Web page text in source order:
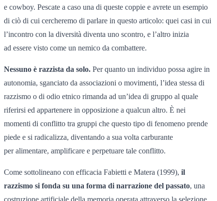
e cowboy. Pescate a caso una di queste coppie e avrete un esempio
di ciò di cui cercheremo di parlare in questo articolo: quei casi in cui
l’incontro con la diversità diventa uno scontro, e l’altro inizia
ad essere visto come un nemico da combattere.
Nessuno è razzista da solo. Per quanto un individuo possa agire in
autonomia, sganciato da associazioni o movimenti, l’idea stessa di
razzismo o di odio etnico rimanda ad un’idea di gruppo al quale
riferirsi ed appartenere in opposizione a qualcun altro. È nei
momenti di conflitto tra gruppi che questo tipo di fenomeno prende
piede e si radicalizza, diventando a sua volta carburante
per alimentare, amplificare e perpetuare tale conflitto.
Come sottolineano con efficacia Fabietti e Matera (1999), il
razzismo si fonda su una forma di narrazione del passato, una
costruzione artificiale della memoria operata attraverso la selezione